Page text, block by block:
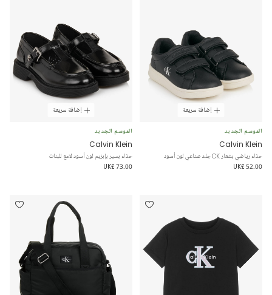
إضافة سريعة
الموسم الجديد
Calvin Klein
حذاء رياضي بشعار CK جلد صناعي لون أسود
UK£ 52.00
إضافة سريعة
الموسم الجديد
Calvin Klein
حذاء بسير بإبزيم لون أسود لامع للبنات
UK£ 73.00